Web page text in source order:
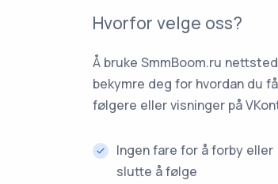
Hvorfor velge oss?
Å bruke SmmBoom.ru
bekymre deg for hvordan du
følgere eller visninger på
Ingen fare for å forby eller
slutte å følge